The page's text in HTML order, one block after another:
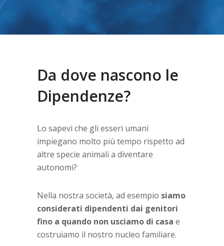
Da dove nascono le
Dipendenze?
Lo sapevi che gli esseri umani
impiegano molto più tempo rispetto ad
altre specie animali a diventare
autonomi?
Nella nostra società, ad esempio siamo
considerati dipendenti dai genitori
fino a quando non usciamo di casa e
costruiamo il nostro nucleo familiare.